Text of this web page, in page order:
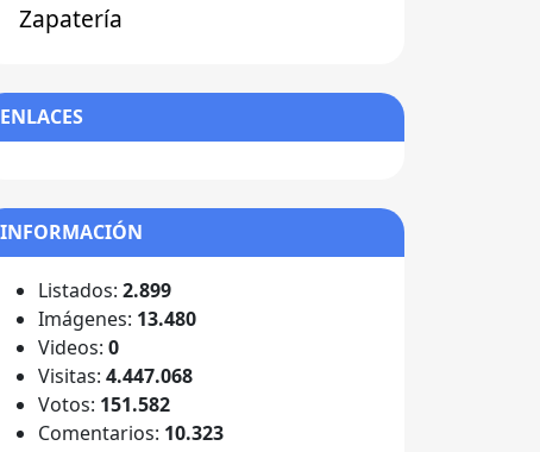
Zapatería
ENLACES
INFORMACIÓN
Listados: 2.899
Imágenes: 13.480
Videos: 0
Visitas: 4.447.068
Votos: 151.582
Comentarios: 10.323